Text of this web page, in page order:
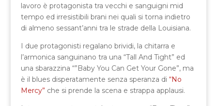
lavoro è protagonista tra vecchi e sanguigni mid
tempo ed irresistibili brani nei quali si torna indietro
di almeno sessant’anni tra le strade della Louisiana.
I due protagonisti regalano brividi, la chitarra e
l’armonica sanguinano tra una “Tall And Tight” ed
una sbarazzina “”Baby You Can Get Your Gone”, ma
è il blues disperatamente senza speranza di “No
Mercy” che si prende la scena e strappa applausi.